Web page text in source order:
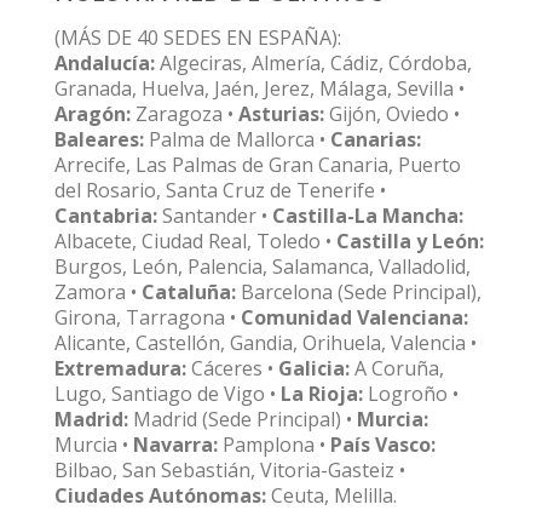
(MÁS DE 40 SEDES EN ESPAÑA):
Andalucía:Algeciras, Almería, Cádiz, Córdoba,
Granada, Huelva, Jaén, Jerez, Málaga, Sevilla •
Aragón: Zaragoza • Asturias:Gijón, Oviedo •
Baleares: Palma de Mallorca • Canarias:
Arrecife, Las Palmas de Gran Canaria, Puerto
del Rosario, Santa Cruz de Tenerife •
Cantabria:Santander • Castilla-La Mancha:
Albacete, Ciudad Real, Toledo • Castilla y León:
Burgos, León, Palencia, Salamanca, Valladolid,
Zamora • Cataluña: Barcelona (Sede Principal),
Girona, Tarragona • Comunidad Valenciana:
Alicante, Castellón, Gandia, Orihuela, Valencia •
Extremadura:Cáceres • Galicia:A Coruña,
Lugo, Santiago de Vigo • La Rioja: Logroño •
Madrid: Madrid (Sede Principal) • Murcia:
Murcia • Navarra: Pamplona • País Vasco:
Bilbao, San Sebastián, Vitoria-Gasteiz •
Ciudades Autónomas:Ceuta, Melilla.